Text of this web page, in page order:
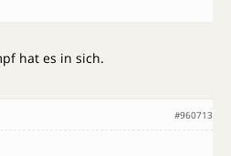
hat es in sich.
#960713